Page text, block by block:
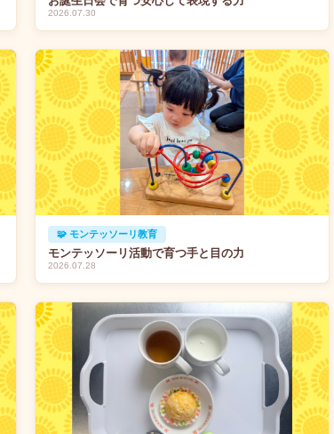
2026.07.30
🧩 モンテッソーリ教育
モンテッソーリ活動で育つ手と目の力
2026.07.28